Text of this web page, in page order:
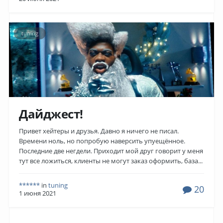
tuning
Дайджест!
Привет хейтеры и друзья. Давно я ничего не писал.
Времени ноль, но попробую наверсить упуещённое.
Последние две негдели. Приходит мой друг говорит у меня
тут все ложиться, клиенты не могут заказ оформить, база...
****** in tuning
1 июня 2021
20